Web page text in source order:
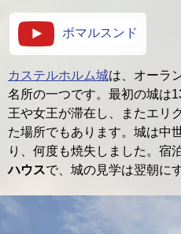
ボマルスンド
カステルホルム城は、オーラ
名所の一つです。最初の城は
王や女王が滞在し、またエリ
た場所でもあります。城は中
り、何度も焼失しました。宿
ハウスで、城の見学は翌朝に